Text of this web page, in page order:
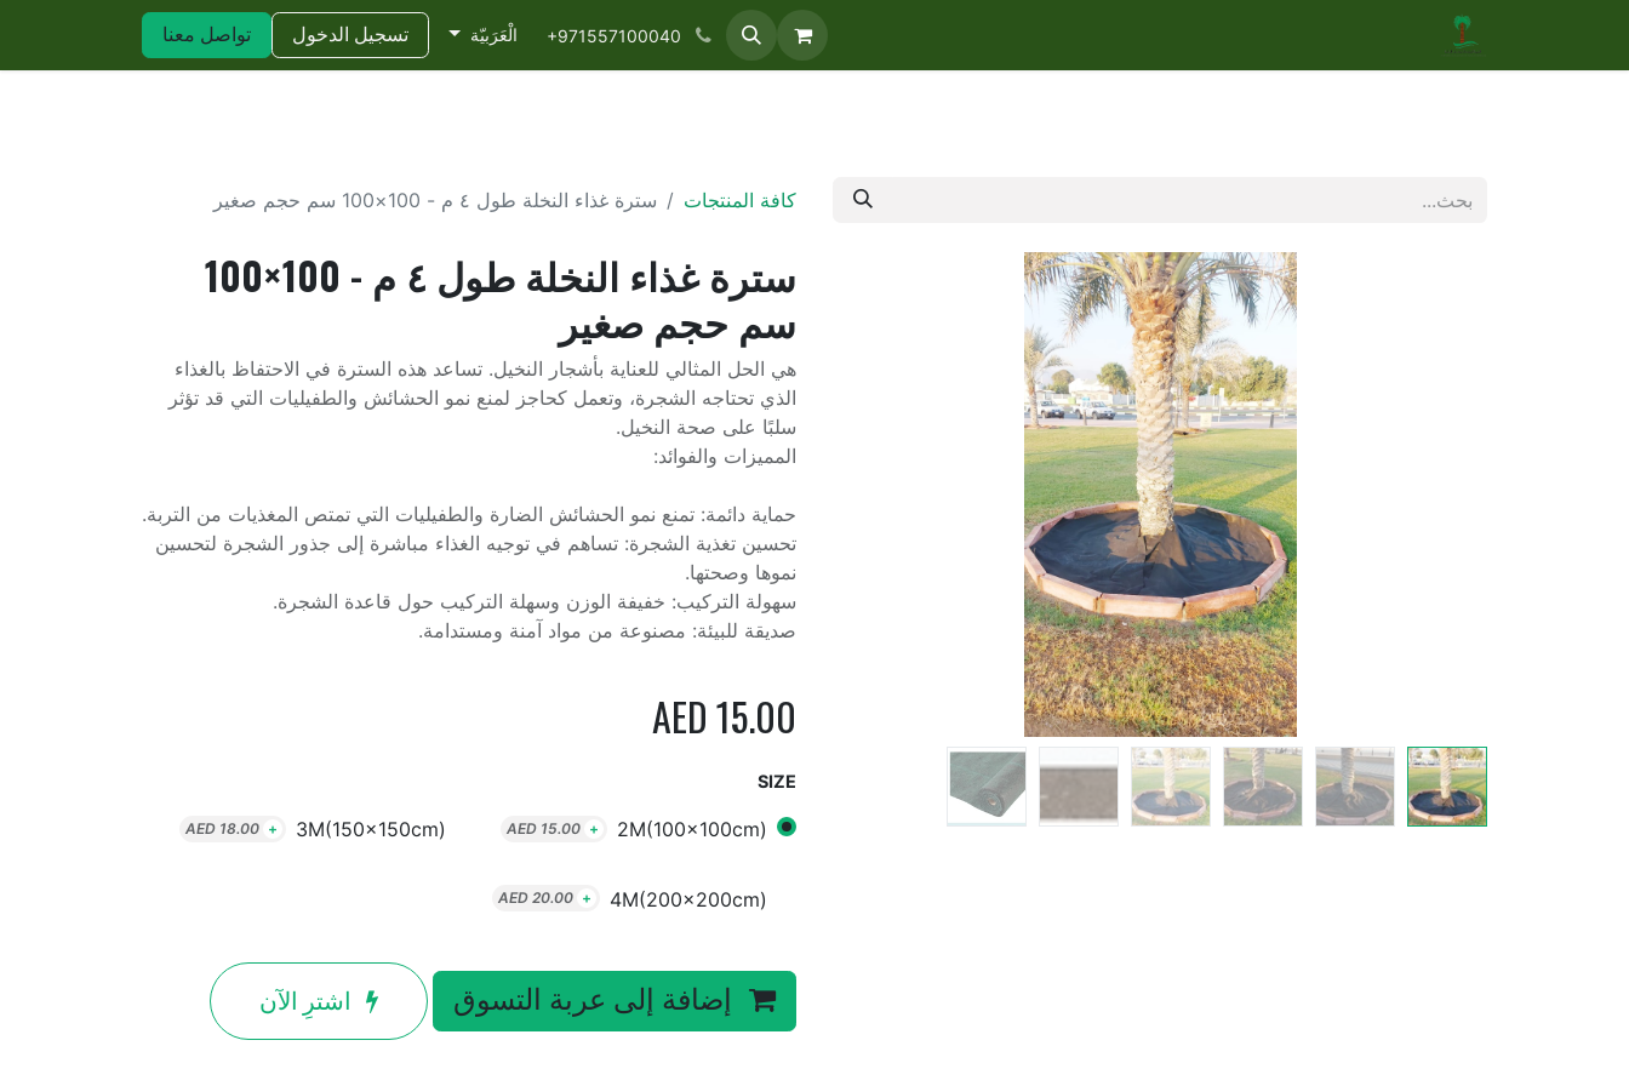
Palm Pruning Services UAE
Tree Relocation Services UAE
Palm Services UAE +971557100040 الْعَرَبيّة تسجيل الدخول تواصل معنا
كافة المنتجات سترة غذاء النخلة طول ٤ م - 100×100 سم حجم صغير
سترة غذاء النخلة طول ٤ م - 100×100
سم حجم صغير
هي الحل المثالي للعناية بأشجار النخيل. تساعد هذه السترة في الاحتفاظ بالغذاء
الذي تحتاجه الشجرة، وتعمل كحاجز لمنع نمو الحشائش والطفيليات التي قد تؤثر
سلبًا على صحة النخيل.
المميزات والفوائد:
حماية دائمة: تمنع نمو الحشائش الضارة والطفيليات التي تمتص المغذيات من التربة.
تحسين تغذية الشجرة: تساهم في توجيه الغذاء مباشرة إلى جذور الشجرة لتحسين
نموها وصحتها.
سهولة التركيب: خفيفة الوزن وسهلة التركيب حول قاعدة الشجرة.
صديقة للبيئة: مصنوعة من مواد آمنة ومستدامة.
15.00
SIZE
2M(100x100cm)
+
15.00
3M(150x150cm)
+
18.00
4M(200x200cm)
+
20.00
إضافة إلى عربة التسوق اشترِ الآن